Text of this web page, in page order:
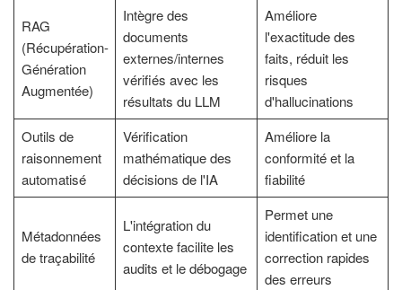
RAG
(Récupération-
Génération
Augmentée)
Intègre des
documents
externes/internes
vérifiés avec les
résultats du LLM
Améliore
l'exactitude des
faits, réduit les
risques
d'hallucinations
Outils de
raisonnement
automatisé
Vérification
mathématique des
décisions de l'IA
Améliore la
conformité et la
fiabilité
Métadonnées
de traçabilité
L'intégration du
contexte facilite les
audits et le débogage
Permet une
identification et une
correction rapides
des erreurs